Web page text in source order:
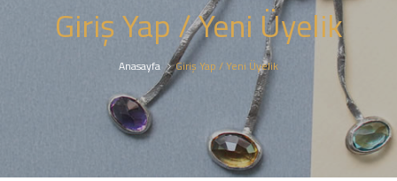
Giriş Yap / Yeni Üyelik
Anasayfa Giriş Yap / Yeni Üyelik